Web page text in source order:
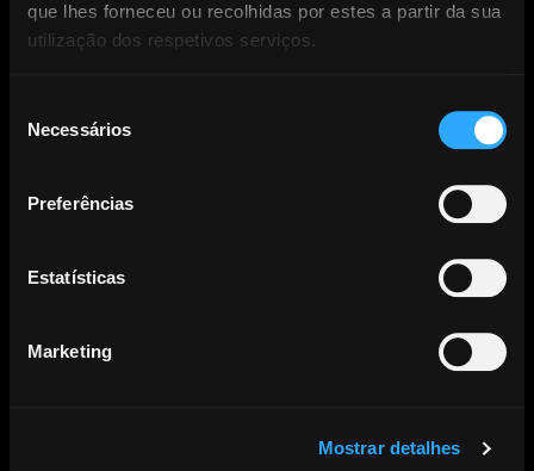
que lhes forneceu ou recolhidas por estes a partir da sua
utilização dos respetivos serviços.
Necessários
Preferências
Estatísticas
Marketing
Mostrar detalhes
NOTÍCIAS
para ver
PARTILHAR